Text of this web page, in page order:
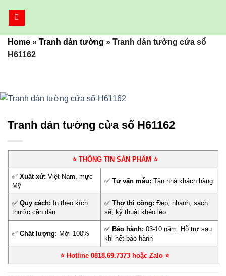
dungHome » Tranh dán tường » Tranh dán tường cửa sổ
H61162
Tranh dán tường cửa sổ H61162
⭐ THÔNG TIN SẢN PHẨM ⭐
✅Xuất xứ: Việt Nam, mực
Mỹ
✅Tư vấn mẫu: Tận nhà khách hàng
✅Quy cách: In theo kích
thước cần dán
✅Thợ thi công: Đẹp, nhanh, sạch
sẽ, kỹ thuật khéo léo
✅Chất lượng: Mới 100%
✅ Bảo hành: 03-10 năm. Hỗ trợ sau
khi hết bảo hành
⭐ Hotline 0818.69.7373 hoặc Zalo ⭐